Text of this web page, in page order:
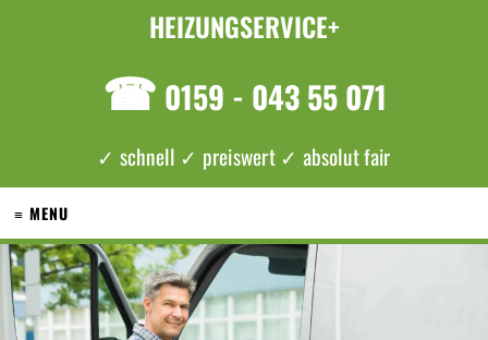
HEIZUNGSERVICE+
☎ 0159 - 043 55 071
✓ schnell ✓ preiswert ✓ absolut fair
≡ MENU